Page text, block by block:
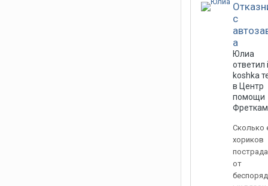
c
а
Юлиа
ответил
koshka
в Центр
помощи
Фреткам
Сколько
хориков
от